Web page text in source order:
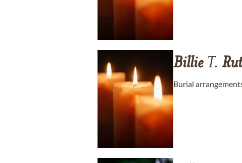
Billie T.
Burial